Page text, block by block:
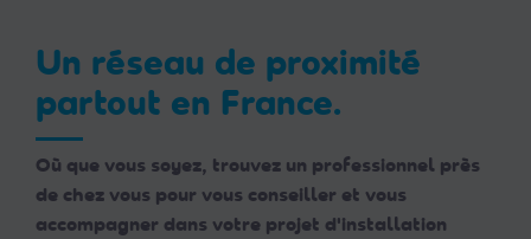
Un réseau de proximité
partout en France.
Où que vous soyez, trouvez un professionnel près
de chez vous pour vous conseiller et vous
accompagner dans votre projet d'installation